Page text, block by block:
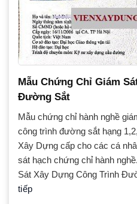
Mẫu Chứng Chỉ Giám
Đường Sắt
Mẫu chứng chỉ hành nghề
công trình đường sắt hạng
Xây Dựng cấp cho các cá
sát hạch chứng chỉ hành
Sát Xây Dựng Công Trình
tiếp